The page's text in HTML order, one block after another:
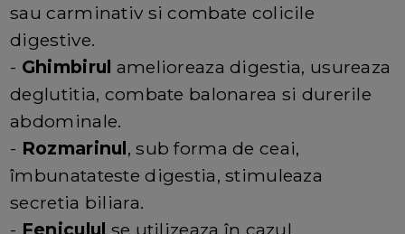
sau carminativ si combate colicile
digestive.
- Ghimbirul amelioreaza digestia, usureaza
deglutitia, combate balonarea si durerile
abdominale.
- Rozmarinul, sub forma de ceai,
îmbunatateste digestia, stimuleaza
secretia biliara.
- Feniculul se utilizeaza în cazul